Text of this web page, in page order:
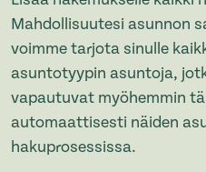
Mahdollisuutesi asunnon
voimme tarjota sinulle
asuntotyypin asuntoja,
vapautuvat myöhemmin
automaattisesti näiden
hakuprosessissa.